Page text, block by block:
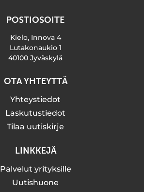
POSTIOSOITE
Kielo, Innova 4
Lutakonaukio 1
40100 Jyväskylä
OTA YHTEYTTÄ
Yhteystiedot
Laskutustiedot
Tilaa uutiskirje
LINKKEJÄ
Palvelut yrityksille
Uutishuone